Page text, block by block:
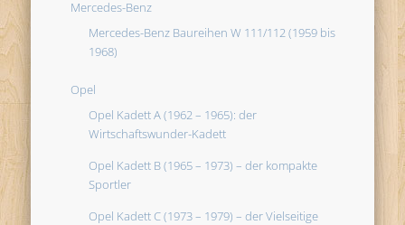
Mercedes-Benz
Mercedes-Benz Baureihen W 111/112 (1959 bis
1968)
Opel
Opel Kadett A (1962 – 1965): der
Wirtschaftswunder-Kadett
Opel Kadett B (1965 – 1973) – der kompakte
Sportler
Opel Kadett C (1973 – 1979) – der Vielseitige